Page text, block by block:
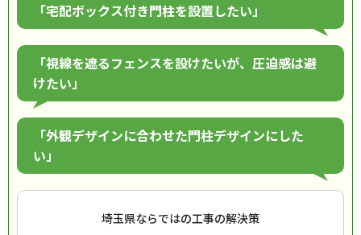
「宅配ボックス付き門柱を設置したい」
「視線を遮るフェンスを設けたいが、圧迫感は避
けたい」
「外観デザインに合わせた門柱デザインにした
い」
埼玉県ならではの工事の解決策